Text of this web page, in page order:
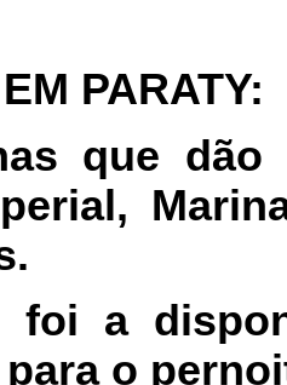
PARATY:
que dão
foi a
o